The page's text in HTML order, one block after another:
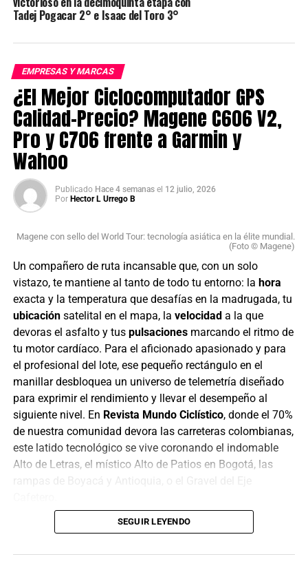
Tadej Pogacar 2° e Isaac del Toro 3°
EMPRESAS Y MARCAS
¿El Mejor Ciclocomputador GPS
Calidad-Precio? Magene C606 V2,
Pro y C706 frente a Garmin y
Wahoo
Publicado Hace 4 semanas el 12 julio, 2026
Por Hector L Urrego B
Magene con sello del World Tour: tecnología asiática en la élite mundial.
(Foto © Magene)
Un compañero de ruta incansable que, con un solo
vistazo, te mantiene al tanto de todo tu entorno: la hora
exacta y la temperatura que desafías en la madrugada, tu
ubicaciónsatelital en el mapa, la velocidada la que
devoras el asfalto y tus pulsacionesmarcando el ritmo de
tu motor cardíaco. Para el aficionado apasionado y para
el profesional del lote, ese pequeño rectángulo en el
manillar desbloquea un universo de telemetría diseñado
para exprimir el rendimiento y llevar el desempeño al
siguiente nivel. En Revista Mundo Ciclístico, donde el 70%
de nuestra comunidad devora las carreteras colombianas,
este latido tecnológico se vive coronando el indomable
Alto de Letras, el místico Alto de Patios en Bogotá, las
Ese fervor no se detiene en nuestras fronteras. Magene
SEGUIR LEYENDO